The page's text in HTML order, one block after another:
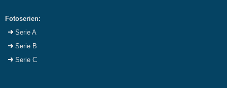
Fotoserien:
Serie A
Serie B
Serie C